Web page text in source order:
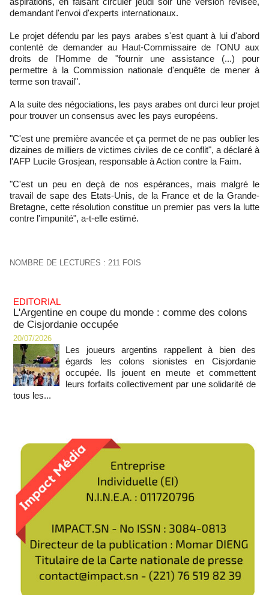
demandant l'envoi d'experts internationaux.
Le projet défendu par les pays arabes s'est quant à lui d'abord
contenté de demander au Haut-Commissaire de l'ONU aux
droits de l'Homme de "fournir une assistance (...) pour
permettre à la Commission nationale d'enquête de mener à
terme son travail".
A la suite des négociations, les pays arabes ont durci leur projet
pour trouver un consensus avec les pays européens.
"C'est une première avancée et ça permet de ne pas oublier les
dizaines de milliers de victimes civiles de ce conflit", a déclaré à
l'AFP Lucile Grosjean, responsable à Action contre la Faim.
"C'est un peu en deçà de nos espérances, mais malgré le
travail de sape des Etats-Unis, de la France et de la Grande-
Bretagne, cette résolution constitue un premier pas vers la lutte
contre l'impunité", a-t-elle estimé.
NOMBRE DE LECTURES : 211 FOIS
EDITORIAL
L'Argentine en coupe du monde : comme des colons
de Cisjordanie occupée
20/07/2026
Les joueurs argentins rappellent à bien des
égards les colons sionistes en Cisjordanie
occupée. Ils jouent en meute et commettent
leurs forfaits collectivement par une solidarité de
tous les...